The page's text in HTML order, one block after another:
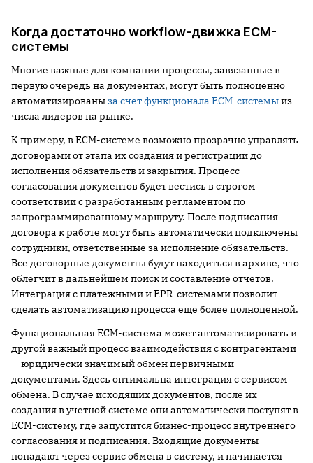
Когда достаточно workflow-движка ECM-
системы
Многие важные для компании процессы, завязанные в
первую очередь на документах, могут быть полноценно
автоматизированыза счет функционала ECM-системыиз
числа лидеров на рынке.
К примеру, в ECM-системе возможно прозрачно управлять
договорами от этапа их создания и регистрации до
исполнения обязательств и закрытия. Процесс
согласования документов будет вестись в строгом
соответствии с разработанным регламентом по
запрограммированному маршруту. После подписания
договора к работе могут быть автоматически подключены
сотрудники, ответственные за исполнение обязательств.
Все договорные документы будут находиться в архиве, что
облегчит в дальнейшем поиск и составление отчетов.
Интеграция с платежными и EPR-системами позволит
сделать автоматизацию процесса еще более полноценной.
Функциональная ECM-система может автоматизировать и
другой важный процесс взаимодействия с контрагентами
— юридически значимый обмен первичными
документами. Здесь оптимальна интеграция с сервисом
обмена. В случае исходящих документов, после их
создания в учетной системе они автоматически поступят в
ECM-систему, где запустится бизнес-процесс внутреннего
согласования и подписания. Входящие документы
попадают через сервис обмена в систему, и начинается